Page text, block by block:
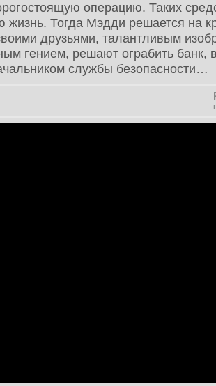
операцию. Таких
жизнь. Тогда Мэдди решается на
друзьями, талантливым
гением, решают ограбить банк,
службы безопасности…